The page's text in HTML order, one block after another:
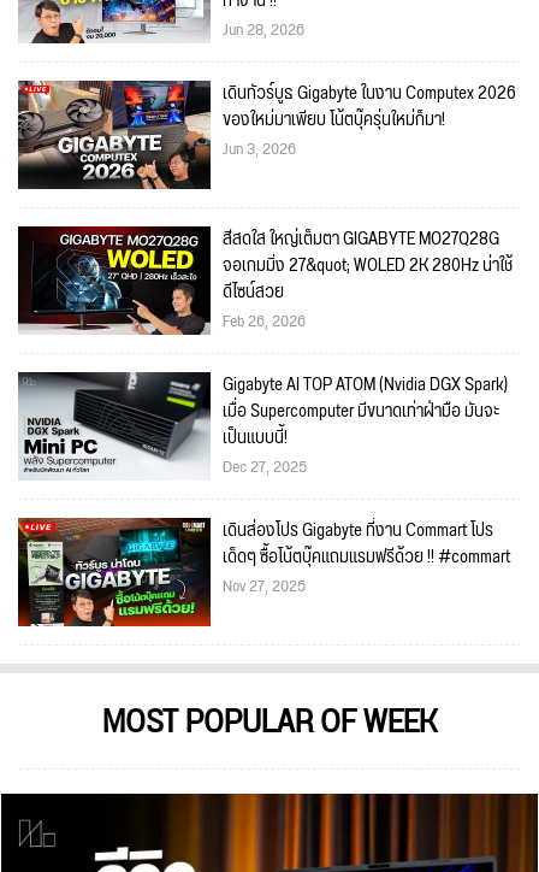
Jun 28, 2026
เดินทัวร์บูธ Gigabyte ในงาน Computex 2026
ของใหม่มาเพียบ โน้ตบุ๊ครุ่นใหม่ก็มา!
Jun 3, 2026
สีสดใส ใหญ่เต็มตา GIGABYTE MO27Q28G
จอเกมมิ่ง 27&quot; WOLED 2K 280Hz น่าใช้
ดีไซน์สวย
Feb 26, 2026
Gigabyte AI TOP ATOM (Nvidia DGX Spark)
เมื่อ Supercomputer มีขนาดเท่าฝ่ามือ มันจะ
เป็นแบบนี้!
Dec 27, 2025
เดินส่องโปร Gigabyte ที่งาน Commart โปร
เด็ดๆ ซื้อโน้ตบุ๊คแถมแรมฟรีด้วย !! #commart
Nov 27, 2025
MOST POPULAR OF WEEK